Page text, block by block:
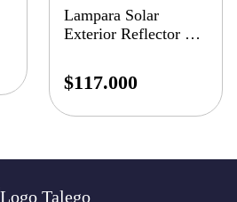
Lampara Solar
Exterior Reflector X
$117.000